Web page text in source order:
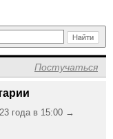
Постучаться
года в 15:00 →